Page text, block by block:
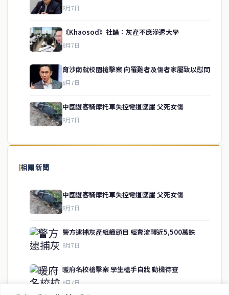
8月7日
《Khaosod》社論：灰產不應滲透大學
8月7日
育沙南就校園槍擊案 向罹難者及傷者家屬致以慰問
8月7日
中國遊客騎摩托車失控彎道墜崖 父死女傷
8月7日
相關新聞
中國遊客騎摩托車失控彎道墜崖 父死女傷
8月7日
警方逮捕灰產組織頭目 經費流轉近5,500萬銖
8月7日
暖府名校槍擊案 學生槍手自戕 動機待查
8月7日
關於我們
泰國中文新聞（TCN）是一家總部設於曼谷的中文新聞媒體，致力於
供即時、客觀、多元的中文新聞內容。
房地產
service@thaichinesenews.com